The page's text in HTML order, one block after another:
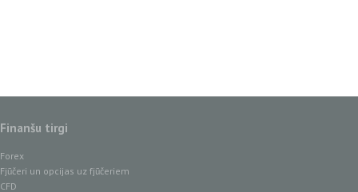
Finanšu tirgi
Forex
Fjūčeri un opcijas uz fjūčeriem
CFD